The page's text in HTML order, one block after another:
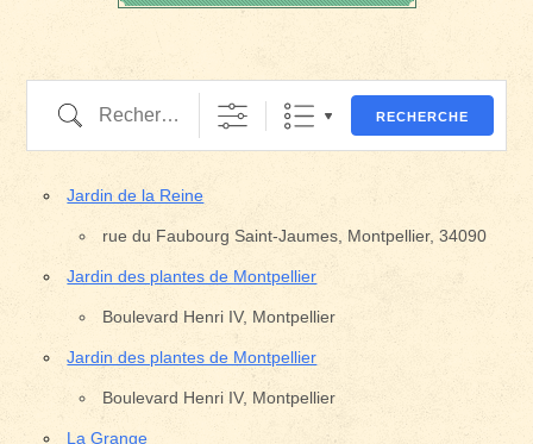
Recherche RECHERCHE
Jardin de la Reine
rue du Faubourg Saint-Jaumes, Montpellier, 34090
Jardin des plantes de Montpellier
Boulevard Henri IV, Montpellier
Jardin des plantes de Montpellier
Boulevard Henri IV, Montpellier
La Grange